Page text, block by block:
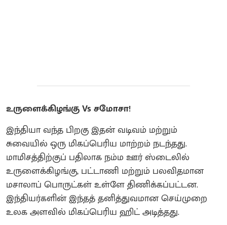
உருளைக்கிழங்கு Vs சமோசா!
இந்தியா வந்த பிறகு இதன் வடிவம் மற்றும்
சுவையில் ஒரு மிகப்பெரிய மாற்றம் நடந்தது.
மாமிசத்திற்குப் பதிலாக நம்ம ஊர் ஸ்டைலில்
உருளைக்கிழங்கு, பட்டாணி மற்றும் பலவிதமான
மசாலாப் பொருட்கள் உள்ளே திணிக்கப்பட்டன.
இந்தியர்களின் இந்தத் தனித்துவமான செய்முறை
உலக அளவில் மிகப்பெரிய ஹிட் அடித்தது.